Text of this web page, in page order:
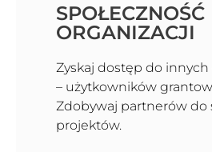
SPOŁECZNOŚĆ
ORGANIZACJI
Zyskaj dostęp do innych
– użytkowników
Zdobywaj partnerów do
projektów.